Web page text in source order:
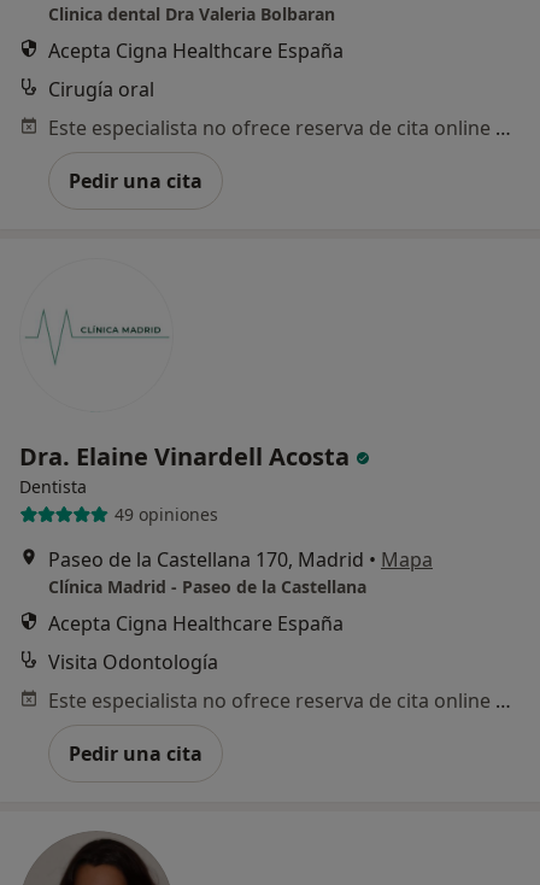
Clinica dental Dra Valeria Bolbaran
Acepta Cigna Healthcare España
Cirugía oral
Este especialista no ofrece reserva de cita online en esta dirección.
Pedir una cita
Dra. Elaine Vinardell Acosta
Dentista
49 opiniones
Paseo de la Castellana 170, Madrid • Mapa
Clínica Madrid - Paseo de la Castellana
Acepta Cigna Healthcare España
Visita Odontología
Este especialista no ofrece reserva de cita online en esta dirección.
Pedir una cita